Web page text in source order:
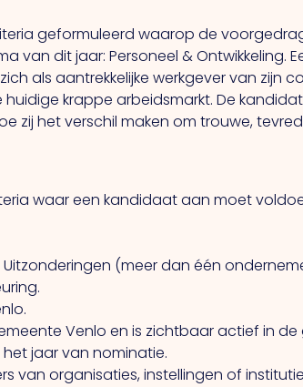
geformuleerd waarop de
van dit jaar: Personeel & Ontwikkeling.
als aantrekkelijke werkgever van zijn
krappe arbeidsmarkt. De
zij het verschil maken om trouwe,
waar een kandidaat aan moet
(meer dan één
Venlo en is zichtbaar actief in de
jaar van nominatie.
van organisaties, instellingen of